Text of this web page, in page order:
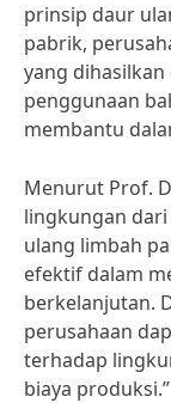
prinsip daur
pabrik,
yang
penggunaan
membantu
Menurut Prof.
lingkungan
ulang limbah
efektif dalam
berkelanjutan.
perusahaan
terhadap
biaya produksi.”